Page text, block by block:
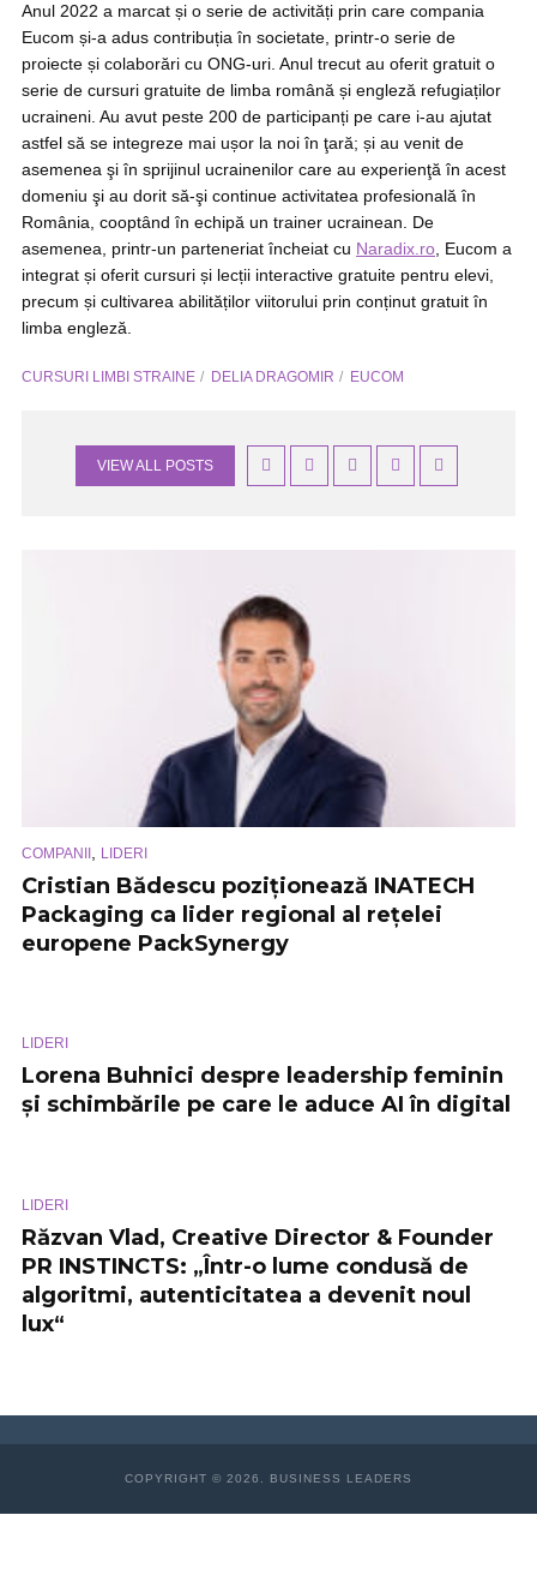
Anul 2022 a marcat și o serie de activități prin care compania
Eucom și-a adus contribuția în societate, printr-o serie de
proiecte și colaborări cu ONG-uri. Anul trecut au oferit gratuit o
serie de cursuri gratuite de limba română și engleză refugiaților
ucraineni. Au avut peste 200 de participanți pe care i-au ajutat
astfel să se integreze mai ușor la noi în ţară; și au venit de
asemenea şi în sprijinul ucrainenilor care au experienţă în acest
domeniu şi au dorit să-şi continue activitatea profesională în
România, cooptând în echipă un trainer ucrainean. De
asemenea, printr-un parteneriat încheiat cu Naradix.ro , Eucom a
integrat și oferit cursuri și lecții interactive gratuite pentru elevi,
precum și cultivarea abilităților viitorului prin conținut gratuit în
limba engleză.
CURSURI LIMBI STRAINE DELIA DRAGOMIR EUCOM
VIEW ALL POSTS
COMPANII LIDERI
Cristian Bădescu poziționează INATECH
Packaging ca lider regional al rețelei
europene PackSynergy
LIDERI
Lorena Buhnici despre leadership feminin
și schimbările pe care le aduce AI în digital
LIDERI
Răzvan Vlad, Creative Director & Founder
PR INSTINCTS: „Într-o lume condusă de
algoritmi, autenticitatea a devenit noul
lux“
COPYRIGHT © 2026. BUSINESS LEADERS